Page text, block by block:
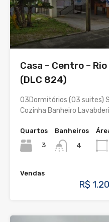
Casa – Centro –
(DLC 824)
03Dormitórios (03 suites)
Cozinha Banheiro
Quartos
3
Banheiros
4
Vendas
R$